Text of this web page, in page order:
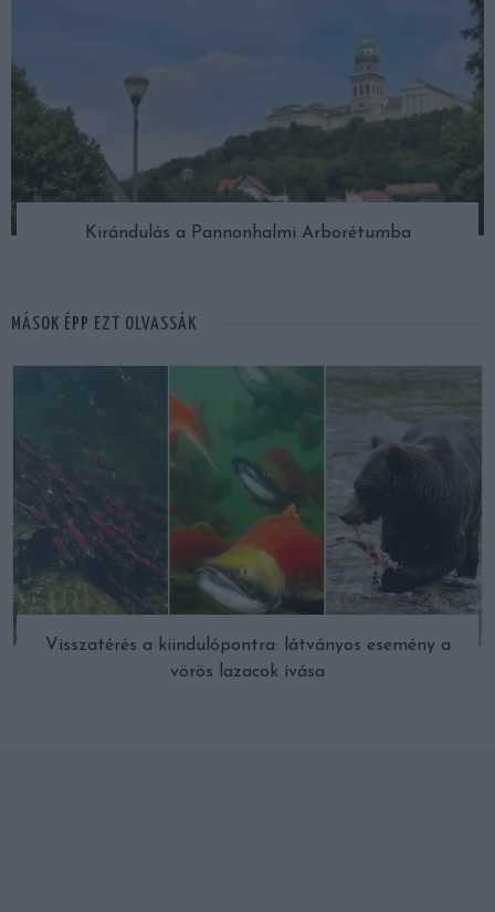
Kirándulás a Pannonhalmi Arborétumba
MÁSOK ÉPP EZT OLVASSÁK
Visszatérés a kiindulópontra: látványos esemény a
vörös lazacok ívása